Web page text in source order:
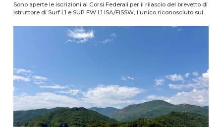
Sono aperte le iscrizioni ai Corsi Federali per il rilascio del brevetto di
istruttore di Surf L1 e SUP FW L1 ISA/FISSW, l’unico riconosciuto sul